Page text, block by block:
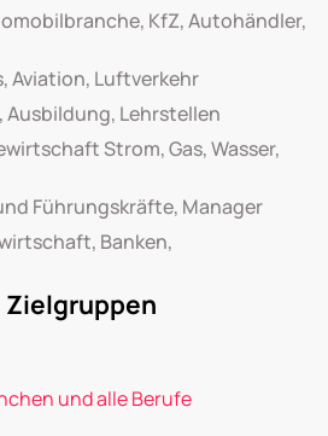
KfZ, Autohändler,
Aviation, Luftverkehr
Lehrstellen
Strom, Gas, Wasser,
Führungskräfte, Manager
Banken,
Zielgruppen
und alle Berufe